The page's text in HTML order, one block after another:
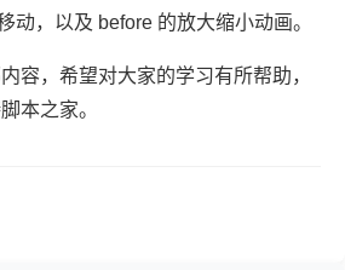
动，以及 before 的放大缩小动画。
容，希望对大家的学习有所帮助，
本之家。